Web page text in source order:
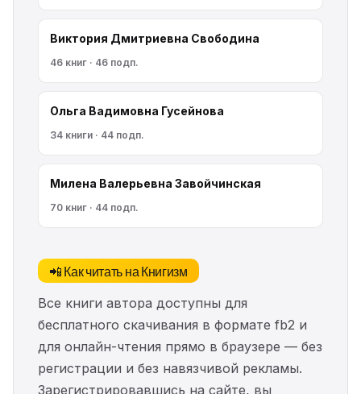
Виктория Дмитриевна Свободина
46 книг · 46 подп.
Ольга Вадимовна Гусейнова
34 книги · 44 подп.
Милена Валерьевна Завойчинская
70 книг · 44 подп.
📲 Как читать на Книгизм
Все книги автора доступны для
бесплатного скачивания в формате fb2 и
для онлайн-чтения прямо в браузере — без
регистрации и без навязчивой рекламы.
Зарегистрировавшись на сайте, вы